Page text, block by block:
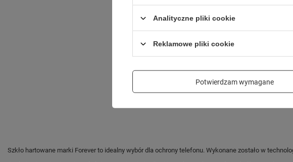
Szkło hartowane marki Forever to idealny wybór dla ochrony telefonu. Wykonane zostało w
Analityczne pliki cookie
Reklamowe pliki cookie
Potwierdzam wymagane